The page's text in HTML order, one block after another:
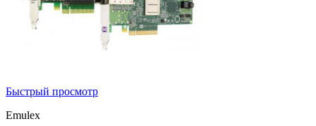
Быстрый просмотр
Emulex